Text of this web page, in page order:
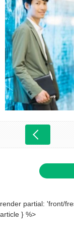
render partial: 'front/
article } %>